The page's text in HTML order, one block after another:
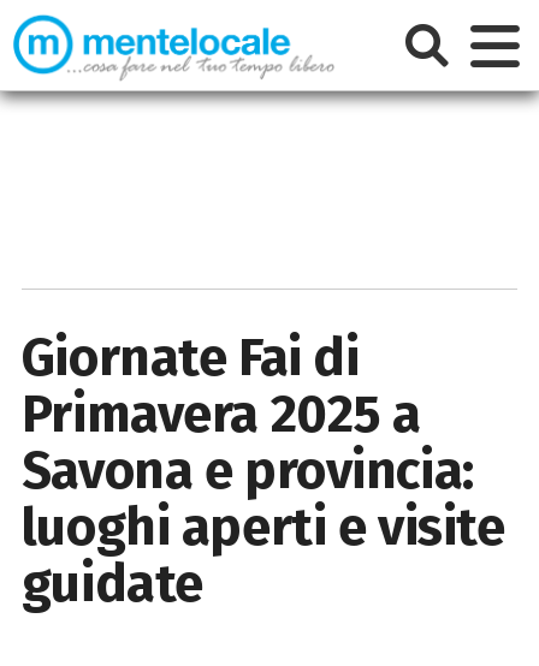
Giornate Fai di
Primavera 2025 a
Savona e provincia:
luoghi aperti e visite
guidate